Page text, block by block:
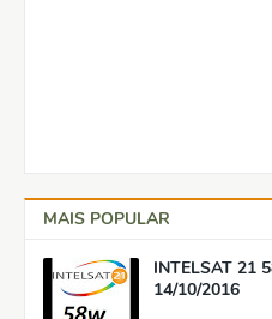
MAIS POPULAR
INTELSAT 21
14/10/2016